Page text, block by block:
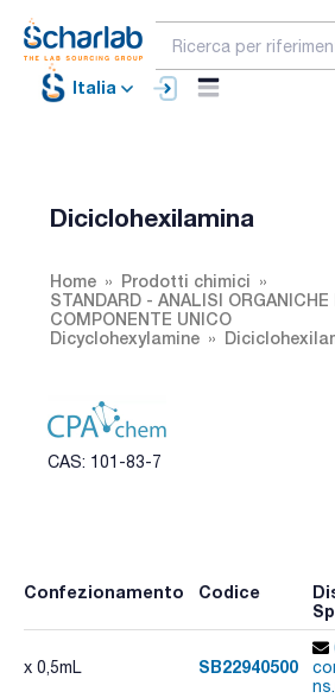
Italia
Diciclohexilamina
Home
Prodotti chimici
STANDARD - ANALISI
COMPONENTE UNICO
Dicyclohexylamine
CAS: 101-83-7
Confezionamento Codice
x 0,5mL SB22940500